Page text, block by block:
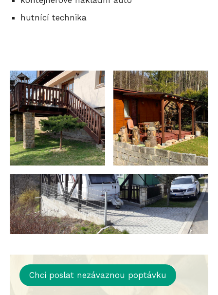
hutnící technika
Chci poslat nezávaznou poptávku